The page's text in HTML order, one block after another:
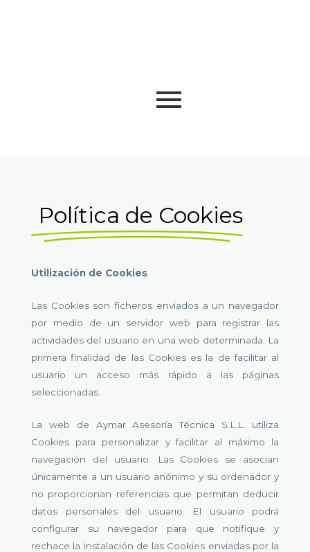
Política de Cookies
Utilización de Cookies
Las Cookies son ficheros enviados a un navegador
por medio de un servidor web para registrar las
actividades del usuario en una web determinada. La
primera finalidad de las Cookies es la de facilitar al
usuario un acceso más rápido a las páginas
seleccionadas.
La web de Aymar Asesoría Técnica S.L.L. utiliza
Cookies para personalizar y facilitar al máximo la
navegación del usuario. Las Cookies se asocian
únicamente a un usuario anónimo y su ordenador y
no proporcionan referencias que permitan deducir
datos personales del usuario. El usuario podrá
configurar su navegador para que notifique y
rechace la instalación de las Cookies enviadas por la